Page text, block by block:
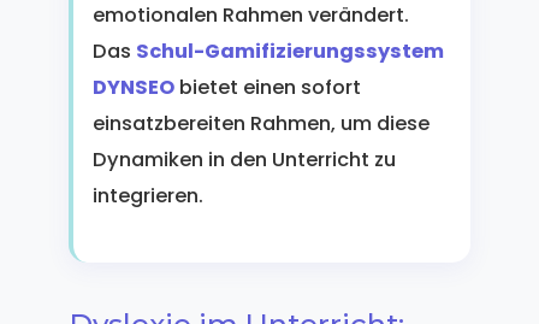
emotionalen Rahmen verändert.
Das Schul-Gamifizierungssystem
DYNSEObietet einen sofort
einsatzbereiten Rahmen, um diese
Dynamiken in den Unterricht zu
integrieren.